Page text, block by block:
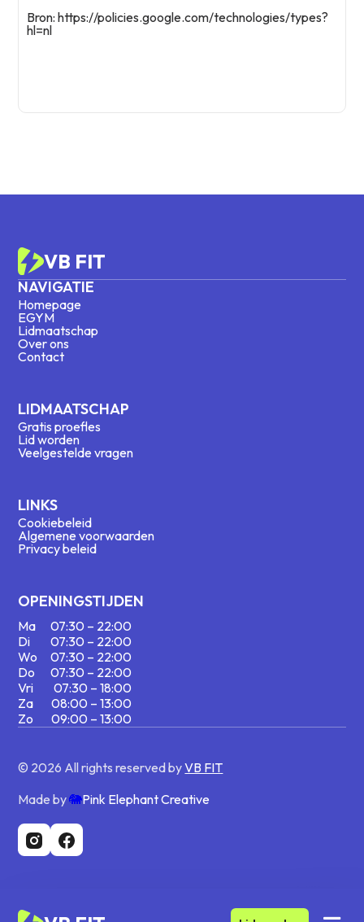
Bron: https://policies.google.com/technologies/types?
hl=nl
VB FIT
NAVIGATIE
Homepage
EGYM
Lidmaatschap
Over ons
Contact
LIDMAATSCHAP
Gratis proefles
Lid worden
Veelgestelde vragen
LINKS
Cookiebeleid
Algemene voorwaarden
Privacy beleid
OPENINGSTIJDEN
Ma
07:30 – 22:00
Di
07:30 – 22:00
Wo
07:30 – 22:00
Do
07:30 – 22:00
Vri
07:30 – 18:00
Za
08:00 – 13:00
Zo
09:00 – 13:00
© 2026 All rights reserved byVB FIT
Made by🐘Pink Elephant Creative